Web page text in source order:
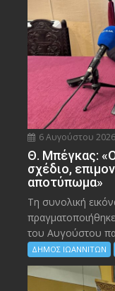
6 Αυγούστου 2026
Θ. Μπέγκας:
σχέδιο,
αποτύπωμα»
Τη συνολική
του Αυγούστου
ΔΗΜΟΣ ΙΩΑΝΝΙΤΩΝ